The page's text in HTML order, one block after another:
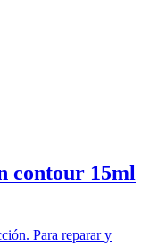
contour 15ml
Para reparar y